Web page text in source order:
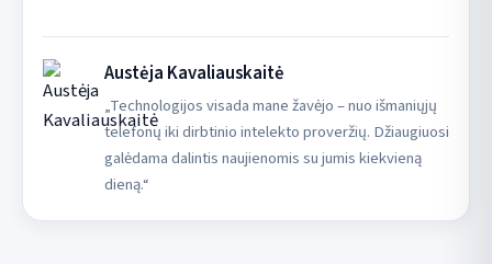
Austėja Kavaliauskaitė
„Technologijos visada mane žavėjo – nuo išmaniųjų
telefonų iki dirbtinio intelekto proveržių. Džiaugiuosi
galėdama dalintis naujienomis su jumis kiekvieną
dieną.“